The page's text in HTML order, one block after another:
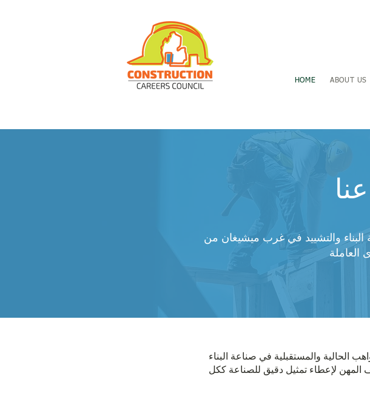
HOME ABOUT US
البناء والتشييد في غرب ميشيغان من
2021 لتلبية احتياجات المواهب الحالية والمستقبلية في صناعة البناء